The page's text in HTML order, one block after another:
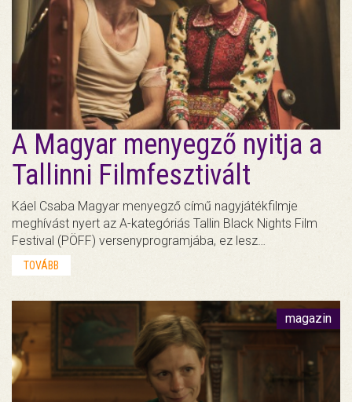
A Magyar menyegző nyitja a
Tallinni Filmfesztivált
Káel Csaba Magyar menyegző című nagyjátékfilmje
meghívást nyert az A-kategóriás Tallin Black Nights Film
Festival (PÖFF) versenyprogramjába, ez lesz…
TOVÁBB
magazin